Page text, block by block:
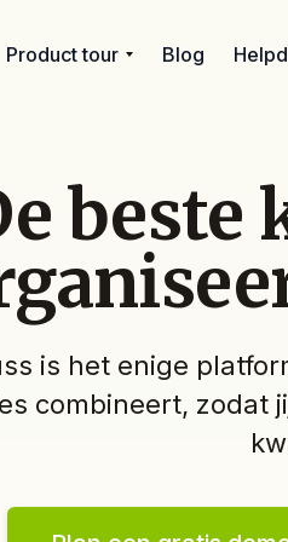
Product tour Blog
beste
is het enige
combineert, zodat